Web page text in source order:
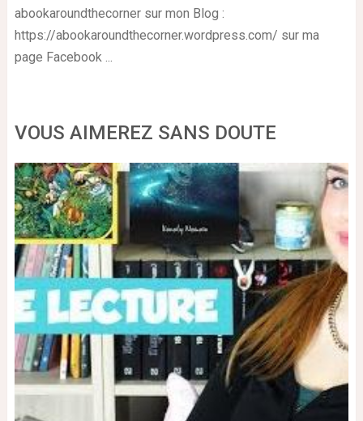
abookaroundthecorner sur mon Blog :
https://abookaroundthecorner.wordpress.com/ sur ma
page Facebook ...
VOUS AIMEREZ SANS DOUTE